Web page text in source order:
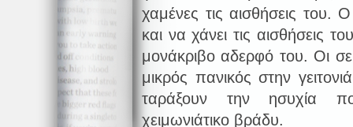
χαμένες τις αισθήσεις του.
και να χάνει τις αισθήσεις
μονάκριβο αδερφό του. Οι
μικρός πανικός στην
ταράξουν την ησυχία
χειμωνιάτικο βράδυ.